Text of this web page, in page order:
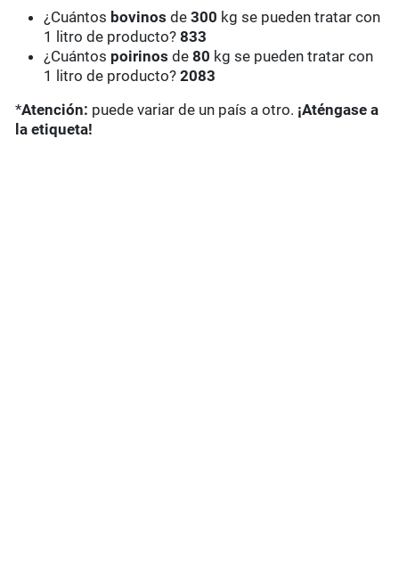
¿Cuántos bovinos de300 kg se pueden tratar con
1 litro de producto?833
¿Cuántos poirinos de80 kg se pueden tratar con
1 litro de producto?2083
*Atención: puede variar de un país a otro. ¡Aténgase a
la etiqueta!